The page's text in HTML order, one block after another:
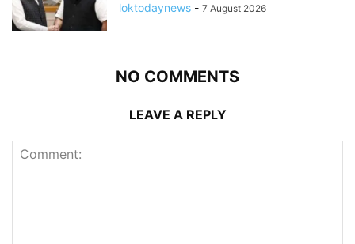
loktodaynews - 7 August 2026
NO COMMENTS
LEAVE A REPLY